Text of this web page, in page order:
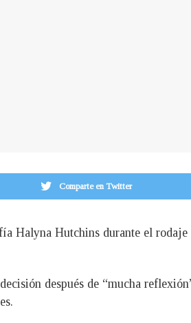
Comparte en Twitter
Halyna Hutchins durante el rodaje
después de “mucha